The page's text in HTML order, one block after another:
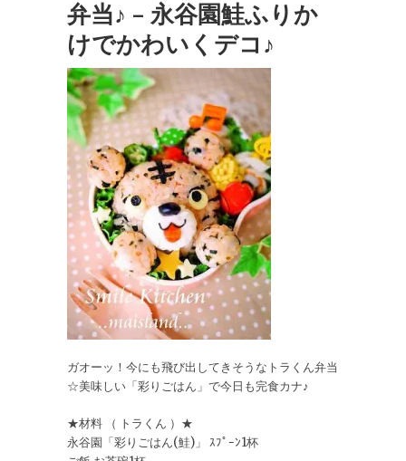
弁当♪ – 永谷園鮭ふりか
けでかわいくデコ♪
ガオーッ！今にも飛び出してきそうなトラくん弁当
☆美味しい「彩りごはん」で今日も完食カナ♪
★材料 （ トラくん ）★
永谷園「彩りごはん(鮭)」 ｽﾌﾟｰﾝ1杯